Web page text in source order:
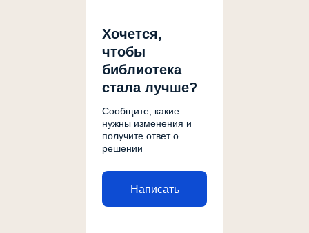
Хочется,
чтобы
библиотека
стала лучше?
Сообщите, какие
нужны изменения и
получите ответ о
решении
Написать